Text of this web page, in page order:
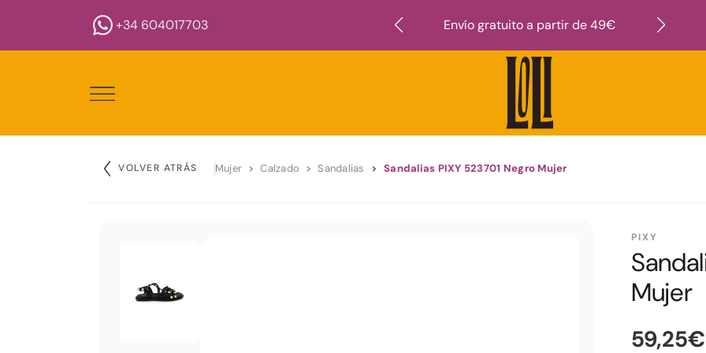
+34 604017703 Envío gratuito a partir de 49€
VOLVER ATRÁS Mujer Calzado Sandalias Sandalias PIXY 523701 Negro Mujer
PIXY
Mujer
59,25€